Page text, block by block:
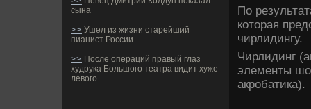
сына
>> Ушел из жизни старейший
пианист России
>> После операций правый глаз
худрука Большого театра видит хуже
левого
По
которая
чирлидингу.
Чирлидинг
элементы
акробатика).